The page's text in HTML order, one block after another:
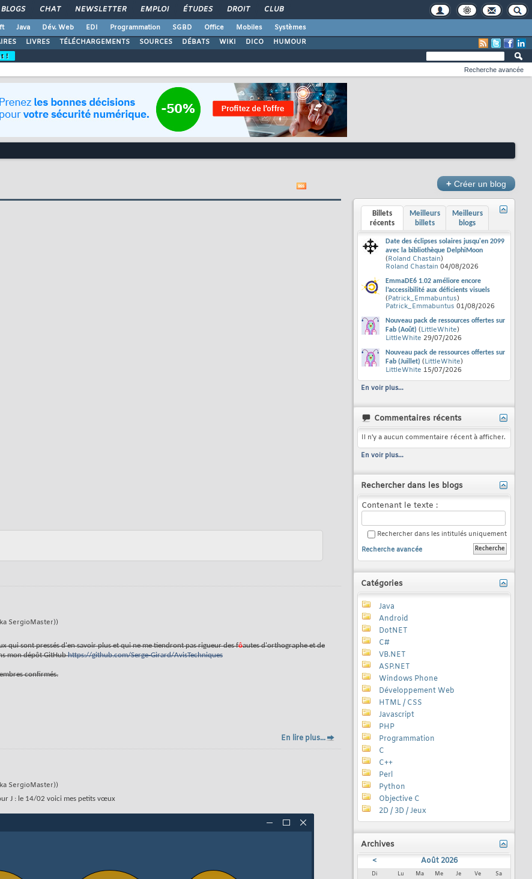
BLOGS CHAT NEWSLETTER EMPLOI ÉTUDES DROIT CLUB
Java Dév. Web EDI Programmation SGBD Office Mobiles
Systèmes
LIVRES TÉLÉCHARGEMENTS SOURCES DÉBATS WIKI DICO HUMOUR
!
Recherche avancée
SergioMaster))
qui sont pressés d'en savoir plus et qui ne me tiendront pas rigueur des fôautes d'orthographe et de
mon dépôt GitHubhttps://github.com/Serge-Girard/AvisTechniques
confirmés.
En lire plus...
SergioMaster))
J : le 14/02 voici mes petits vœux
+ Créer un blog
Billets
récents
Meilleurs
billets
Meilleurs
blogs
Date des éclipses solaires jusqu'en 2099
avec la bibliothèque DelphiMoon
(Roland Chastain)
Roland Chastain 04/08/2026
EmmaDE6 1.02 améliore encore
l’accessibilité aux déficients visuels
(Patrick_Emmabuntus)
Patrick_Emmabuntus 01/08/2026
Nouveau pack de ressources offertes sur
Fab (Août) (LittleWhite)
LittleWhite 29/07/2026
Nouveau pack de ressources offertes sur
Fab (Juillet) (LittleWhite)
LittleWhite 15/07/2026
En voir plus...
Commentaires récents
Il n'y a aucun commentaire récent à afficher.
En voir plus...
Rechercher dans les blogs
Contenant le texte :
Rechercher dans les intitulés uniquement
Recherche avancée
Catégories
Java
Android
DotNET
C#
VB.NET
ASP.NET
Windows Phone
Développement Web
HTML / CSS
Javascript
PHP
Programmation
C
C++
Perl
Python
Objective C
2D / 3D / Jeux
Archives
< Août 2026
Di Lu Ma Me Je Ve
Sa